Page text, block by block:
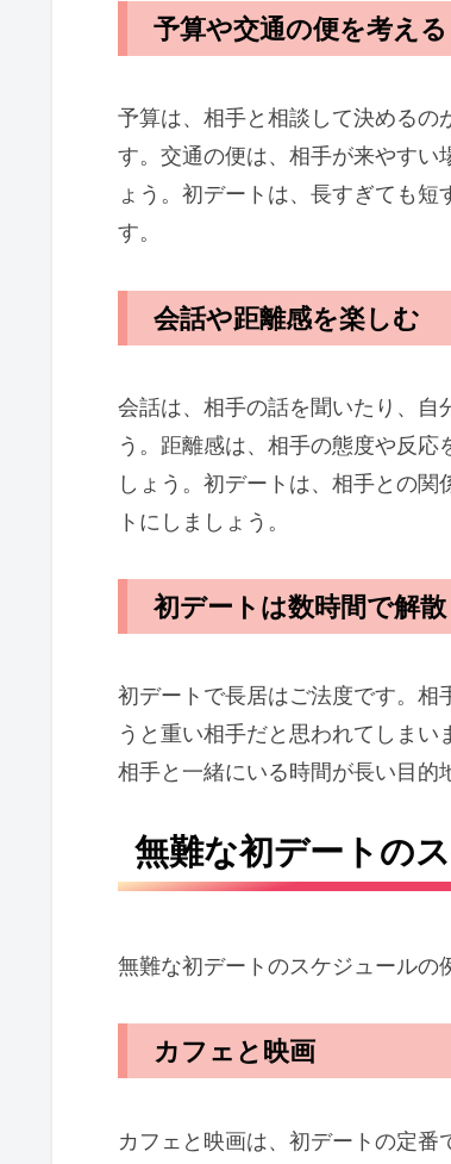
予算や交通の便を考える
予算は、相手と相談して決めるの
す。交通の便は、相手が来やすい
ょう。初デートは、長すぎても
す。
会話や距離感を楽しむ
会話は、相手の話を聞いたり、自
う。距離感は、相手の態度や反
しょう。初デートは、相手との
トにしましょう。
初デートは数時間で解散
初デートで長居はご法度です。相
うと重い相手だと思われてしまい
相手と一緒にいる時間が長い目的
無難な初デートの
無難な初デートのスケジュールの
カフェと映画
カフェと映画は、初デートの定番